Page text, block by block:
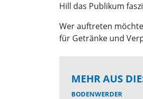
Hill das Publikum
Wer auftreten
für Getränke und
MEHR AUS
BODENWERDER